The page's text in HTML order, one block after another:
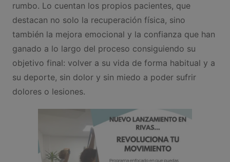
rumbo. Lo cuentan los propios pacientes, que
destacan no solo la recuperación física, sino
también la mejora emocional y la confianza que han
ganado a lo largo del proceso consiguiendo su
objetivo final: volver a su vida de forma habitual y a
su deporte, sin dolor y sin miedo a poder sufrir
dolores o lesiones.